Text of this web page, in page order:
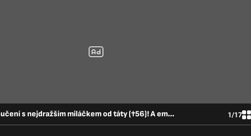
Jezdkyně Anna Kellnerová: Loučení s nejdražším miláčkem od táty (†56)! A embryo do aukce?! 1/17